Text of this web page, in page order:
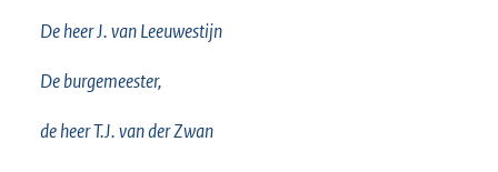
De heer J. van Leeuwestijn
De burgemeester,
de heer T.J. van der Zwan